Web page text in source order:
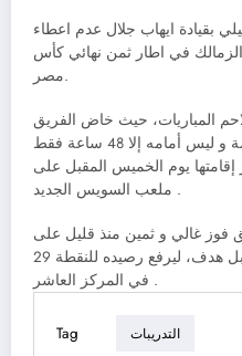
بقيادة ايهاب جلال عدم اعطاء
الزمالك في اطار ثمن نهائي كأس
مصر.
المباريات، حيث خاض الفريق
مباراة الليلة أمام مصر المقاصة و ليس أمامه إلا 48 ساعة فقط
إقامتها يوم الخميس المقبل على
ملعب السويس الجديد .
فوز غالي و ثمين منذ قليل على
حساب مصر المقاصة بهدفين مقابل هدف، ليرفع رصيده للنقطة 29
في المركز العاشر .
Tag التدريبات